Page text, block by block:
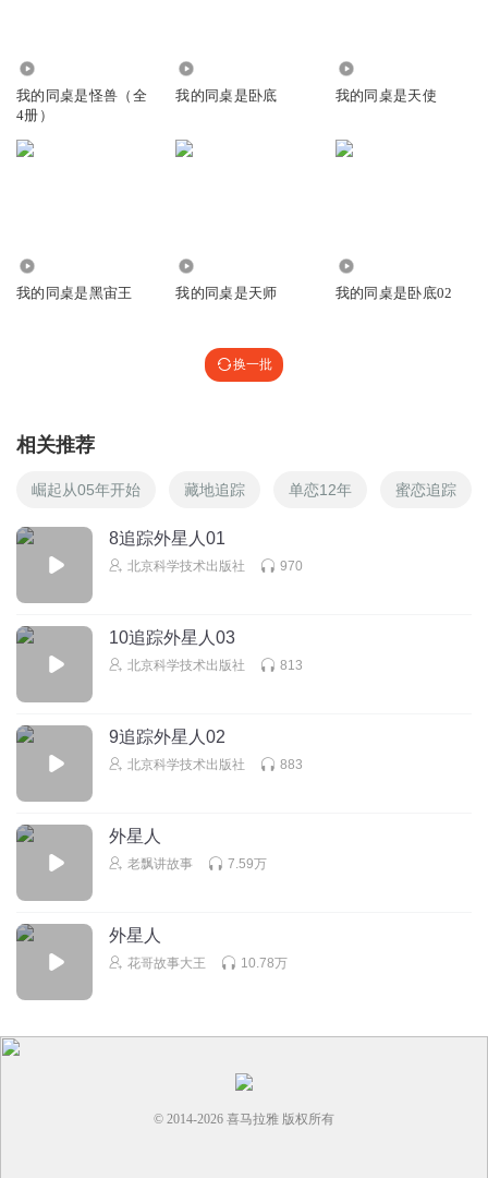
我的同桌是怪兽（全
4册）
我的同桌是卧底 我的同桌是天使
我的同桌是黑宙王 我的同桌是天师 我的同桌是卧底02
换一批
相关推荐
崛起从05年开始 藏地追踪 单恋12年 蜜恋追踪
8追踪外星人01
北京科学技术出版社 970
10追踪外星人03
北京科学技术出版社 813
9追踪外星人02
北京科学技术出版社 883
外星人
老飘讲故事 7.59万
外星人
花哥故事大王 10.78万
© 2014-2026 喜马拉雅 版权所有